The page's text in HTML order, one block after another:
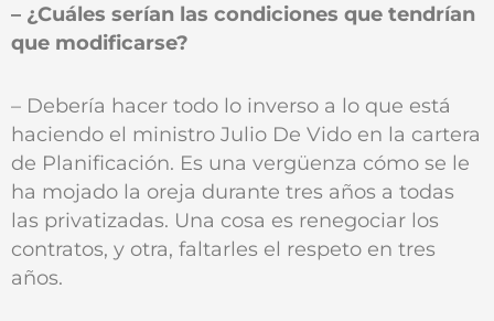
– ¿Cuáles serían las condiciones que tendrían
que modificarse?
– Debería hacer todo lo inverso a lo que está
haciendo el ministro Julio De Vido en la cartera
de Planificación. Es una vergüenza cómo se le
ha mojado la oreja durante tres años a todas
las privatizadas. Una cosa es renegociar los
contratos, y otra, faltarles el respeto en tres
años.